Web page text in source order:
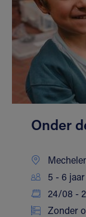
Onder
5 - 6 jaar
24/08 -
Zonder